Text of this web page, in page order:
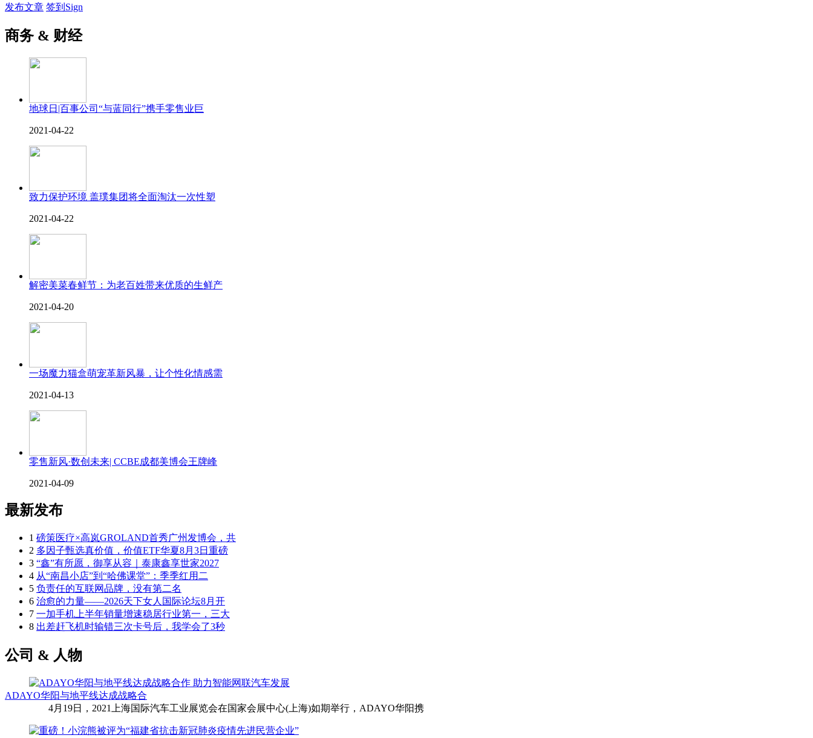
发布文章 签到Sign
商务 & 财经
地球日|百事公司“与蓝同行”携手零售业巨
2021-04-22
致力保护环境 盖璞集团将全面淘汰一次性塑
2021-04-22
解密美菜春鲜节：为老百姓带来优质的生鲜产
2021-04-20
一场魔力猫盒萌宠革新风暴，让个性化情感需
2021-04-13
零售新风·数创未来| CCBE成都美博会王牌峰
2021-04-09
最新发布
1 磅策医疗×高岚GROLAND首秀广州发博会，共
2 多因子甄选真价值，价值ETF华夏8月3日重磅
3 “鑫”有所愿，御享从容｜泰康鑫享世家2027
4 从“南昌小店”到“哈佛课堂”：季季红用二
5 负责任的互联网品牌，没有第二名
6 治愈的力量——2026天下女人国际论坛8月开
7 一加手机上半年销量增速稳居行业第一，三大
8 出差赶飞机时输错三次卡号后，我学会了3秒
公司 & 人物
ADAYO华阳与地平线达成战略合
4月19日，2021上海国际汽车工业展览会在国家会展中心(上海)如期举行，ADAYO华阳携